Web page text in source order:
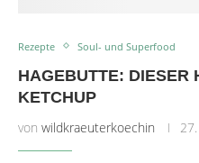
Rezepte Soul- und Superfood
HAGEBUTTE: DIESER
KETCHUP
von wildkraeuterkoechin